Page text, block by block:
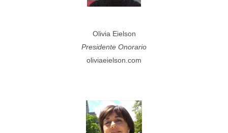
Olivia Eielson
Presidente Onorario
oliviaeielson.com